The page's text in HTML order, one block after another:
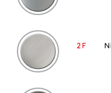
2F